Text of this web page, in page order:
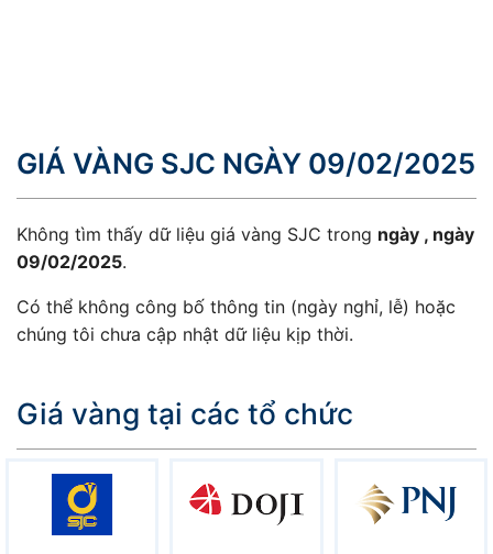
GIÁ VÀNG SJC NGÀY 09/02/2025
Không tìm thấy dữ liệu giá vàng SJC trong ngày , ngày
09/02/2025.
Có thể không công bố thông tin (ngày nghỉ, lễ) hoặc
chúng tôi chưa cập nhật dữ liệu kịp thời.
Giá vàng tại các tổ chức